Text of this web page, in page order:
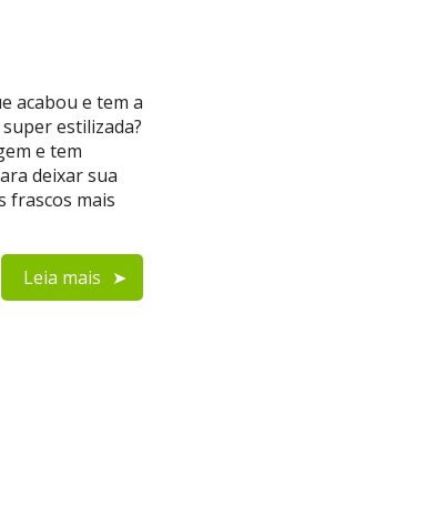
acabou e tem a
estilizada?
e tem
deixar sua
frascos mais
Leia mais